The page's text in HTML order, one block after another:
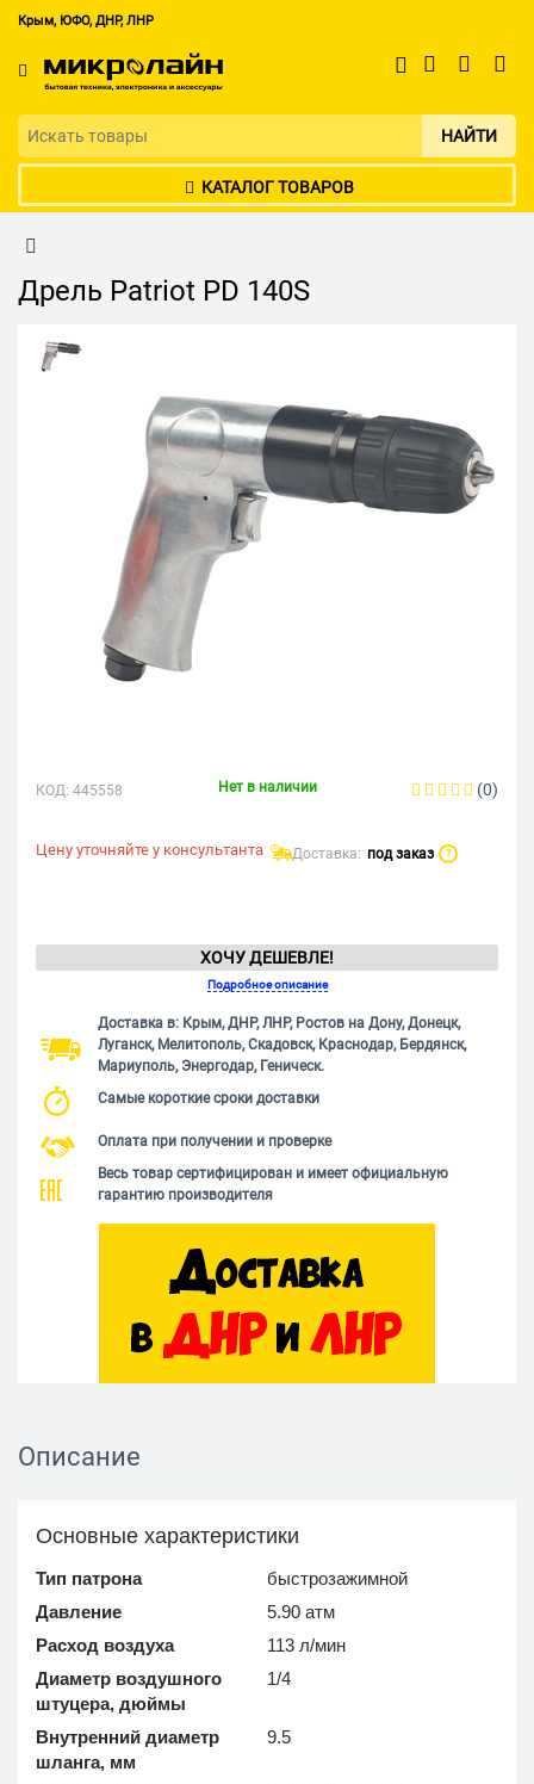
Крым, ЮФО, ДНР, ЛНР
НАЙТИ
КАТАЛОГ ТОВАРОВ
Дрель Patriot PD 140S
КОД: 445558 Нет в наличии (0)
Цену уточняйте у консультанта Доставка: под заказ ?
ХОЧУ ДЕШЕВЛЕ!
Подробное описание
Доставка в: Крым, ДНР, ЛНР, Ростов на Дону, Донецк,
Луганск, Мелитополь, Скадовск, Краснодар, Бердянск,
Мариуполь, Энергодар, Геническ.
Самые короткие сроки доставки
Оплата при получении и проверке
Весь товар сертифицирован и имеет официальную
гарантию производителя
Описание
Основные характеристики
Тип патрона
быстрозажимной
Давление
5.90 атм
Расход воздуха
113 л/мин
Диаметр воздушного
штуцера, дюймы
1/4
Внутренний диаметр
шланга, мм
9.5